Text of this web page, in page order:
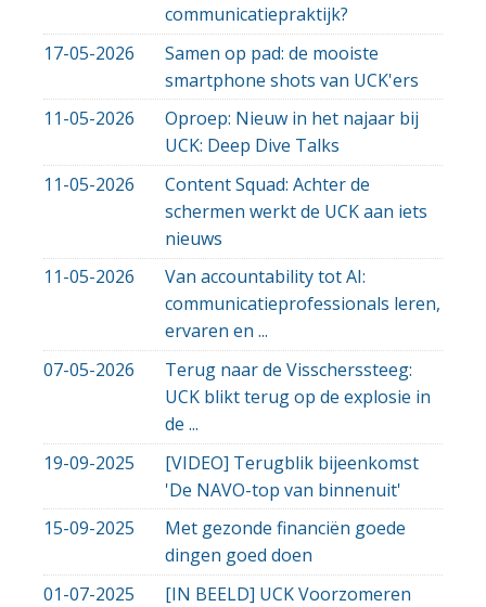
communicatiepraktijk?
17-05-2026
Samen op pad: de mooiste
smartphone shots van UCK'ers
11-05-2026
Oproep: Nieuw in het najaar bij
UCK: Deep Dive Talks
11-05-2026
Content Squad: Achter de
schermen werkt de UCK aan iets
nieuws
11-05-2026
Van accountability tot AI:
communicatieprofessionals leren,
ervaren en ...
07-05-2026
Terug naar de Visscherssteeg:
UCK blikt terug op de explosie in
de ...
19-09-2025
[VIDEO] Terugblik bijeenkomst
'De NAVO-top van binnenuit'
15-09-2025
Met gezonde financiën goede
dingen goed doen
01-07-2025
[IN BEELD] UCK Voorzomeren